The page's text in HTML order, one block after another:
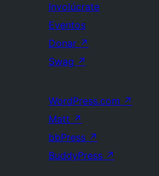
Involúcrate
Eventos
Donar ↗
Swag ↗
WordPress.com ↗
Matt ↗
bbPress ↗
BuddyPress ↗